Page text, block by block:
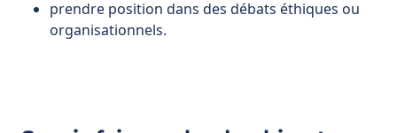
collectif. Le chef de service est celui qui :